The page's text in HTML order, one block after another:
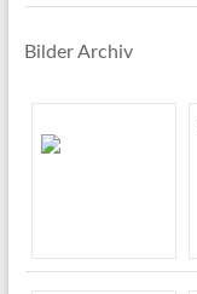
Bilder Archiv